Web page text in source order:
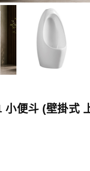
小便斗 (壁掛式